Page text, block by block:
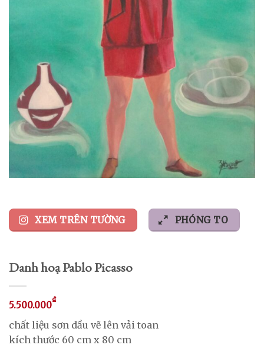
XEM TRÊN TƯỜNG PHÓNG TO
Danh hoạ Pablo Picasso
5.500.000₫
chất liệu sơn dầu vẽ lên vải toan
kích thước 60 cm x 80 cm